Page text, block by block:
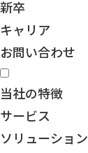
新卒
キャリア
お問い合わせ
当社の特徴
サービス
ソリューション